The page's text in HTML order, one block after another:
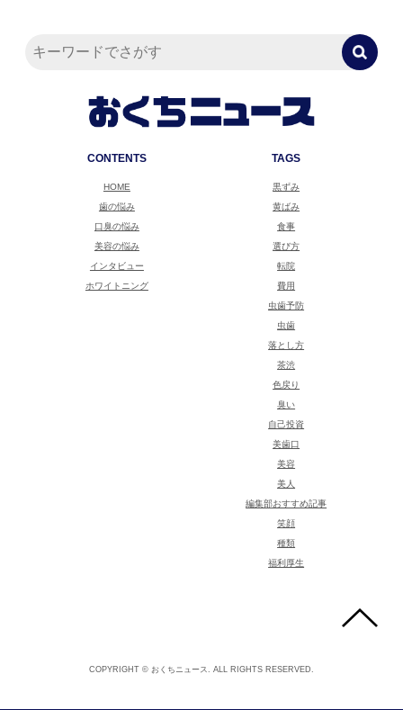
CONTENTS
HOME
歯の悩み
口臭の悩み
美容の悩み
インタビュー
ホワイトニング
TAGS
黒ずみ
黄ばみ
食事
選び方
転院
費用
虫歯予防
虫歯
落とし方
茶渋
色戻り
臭い
自己投資
美歯口
美容
美人
編集部おすすめ記事
笑顔
種類
福利厚生
COPYRIGHT © おくちニュース. ALL RIGHTS RESERVED.